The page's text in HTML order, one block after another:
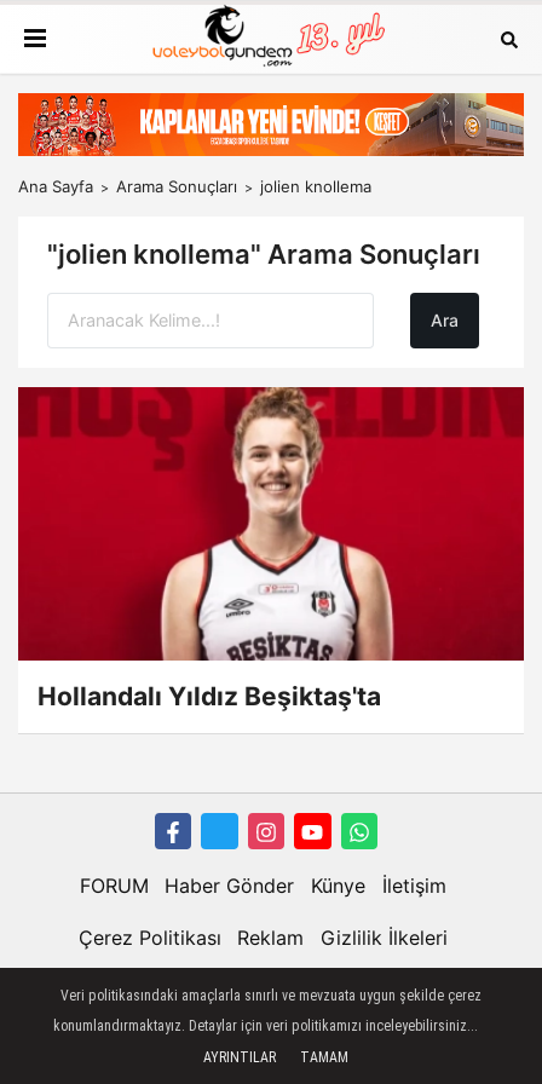
Ana Sayfa Arama Sonuçları jolien knollema
"jolien knollema" Arama Sonuçları
Hollandalı Yıldız Beşiktaş'ta
FORUM Haber Gönder Künye İletişim
Çerez Politikası Reklam Gizlilik İlkeleri
Veri politikasındaki amaçlarla sınırlı ve mevzuata uygun şekilde çerez
konumlandırmaktayız. Detaylar için veri politikamızı inceleyebilirsiniz...
AYRINTILAR
TAMAM